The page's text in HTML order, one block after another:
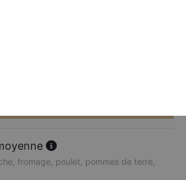
fromage, poulet, pommes de terre,